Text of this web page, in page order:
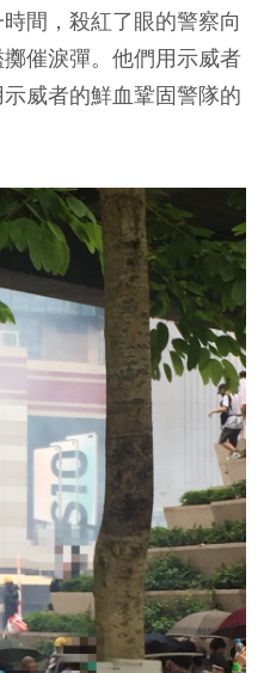
間，殺紅了眼的警察向
催淚彈。他們用示威者
威者的鮮血鞏固警隊的